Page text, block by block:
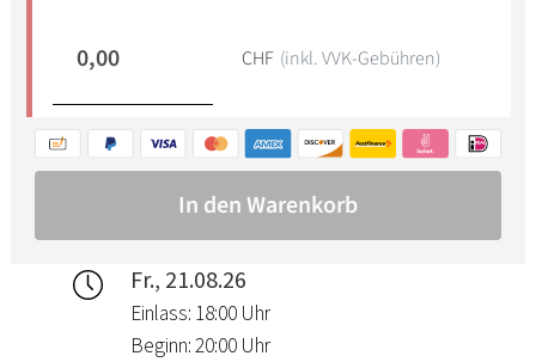
Fr., 21.08.26
Einlass: 18:00 Uhr
Beginn: 20:00 Uhr